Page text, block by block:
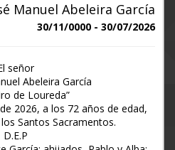
2 de Agosto de 2026
Manuel Abeleira García
30/11/0000 - 30/07/2026
señor
Abeleira García
de Loureda”
2026, a los 72 años de edad,
Santos Sacramentos.
D.E.P